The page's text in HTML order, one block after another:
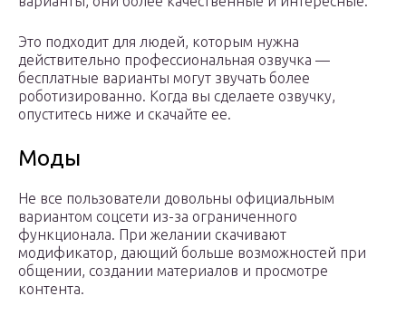
Это подходит для людей, которым нужна
действительно профессиональная озвучка —
бесплатные варианты могут звучать более
роботизированно. Когда вы сделаете озвучку,
опуститесь ниже и скачайте ее.
Моды
Не все пользователи довольны официальным
вариантом соцсети из-за ограниченного
функционала. При желании скачивают
модификатор, дающий больше возможностей при
общении, создании материалов и просмотре
контента.